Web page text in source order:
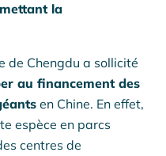
la
de Chengdu a sollicité
au financement des
en Chine. En effet,
espèce en parcs
centres de